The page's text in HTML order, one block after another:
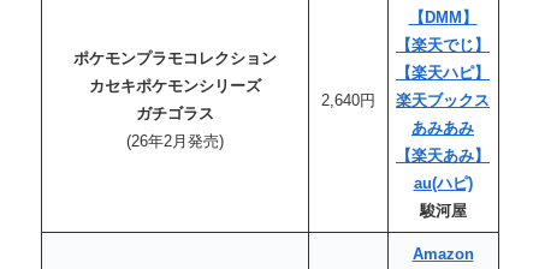
ポケモンプラモコレクション
カセキポケモンシリーズ
ガチゴラス
(26年2月発売)
2,640円
【DMM】
【楽天でじ】
【楽天ハピ】
楽天ブックス
あみあみ
【楽天あみ】
au(ハピ)
駿河屋
Amazon